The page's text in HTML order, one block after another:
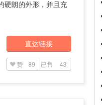
硬朗的外形，并且充
直达链接
赞 89 已售 43